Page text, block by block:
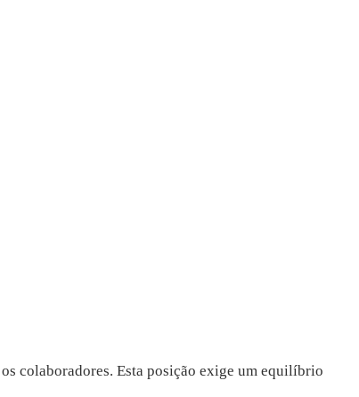
colaboradores. Esta posição exige um equilíbrio